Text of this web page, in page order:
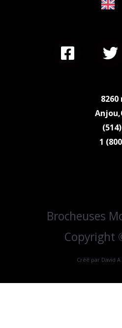
8260
1
Brocheuses
Copyright
Créé par David